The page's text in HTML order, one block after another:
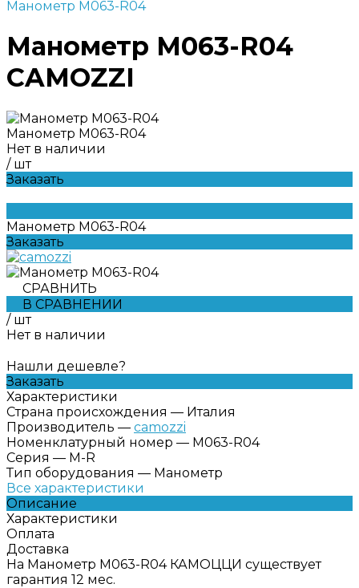
Манометр M063-R04
Манометр M063-R04
CAMOZZI
Манометр M063-R04
Нет в наличии
/ шт
Заказать
Манометр M063-R04
Заказать
СРАВНИТЬ
В СРАВНЕНИИ
/ шт
Нет в наличии
Нашли дешевле?
Заказать
Характеристики
Страна происхождения — Италия
Производитель — camozzi
Номенклатурный номер — M063-R04
Серия — M-R
Тип оборудования — Манометр
Все характеристики
Описание
Характеристики
Оплата
Доставка
На Манометр M063-R04 КАМОЦЦИ существует
гарантия 12 мес.